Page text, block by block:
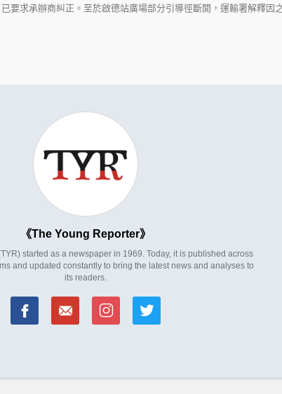
已要求承辦商糾正。至於啟德站廣場部分引導徑斷開，運輸署解釋
The Young Reporter
started as a newspaper in 1969. Today, it is published across
and updated constantly to bring the latest news and analyses to
its readers.